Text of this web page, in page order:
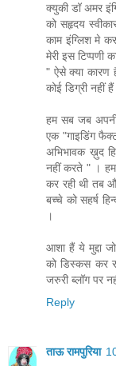
क्युकी डॉ अमर
को सहृदय
काम इंग्लिश मे
मेरी इस टिप्पणी
" ऐसे क्या कारण
कोई डिग्री नहीं
हम सब जब अपनी
एक "गाइडिंग
अभिभावक ख़ुद
नहीं करते " ।
कर रही थी तब
बच्चे को सहर्ष
।
आशा हैं ये मुद्दा
को डिस्कस कर
जरुरी ब्लॉग पर
Reply
ताऊ रामपुरिया